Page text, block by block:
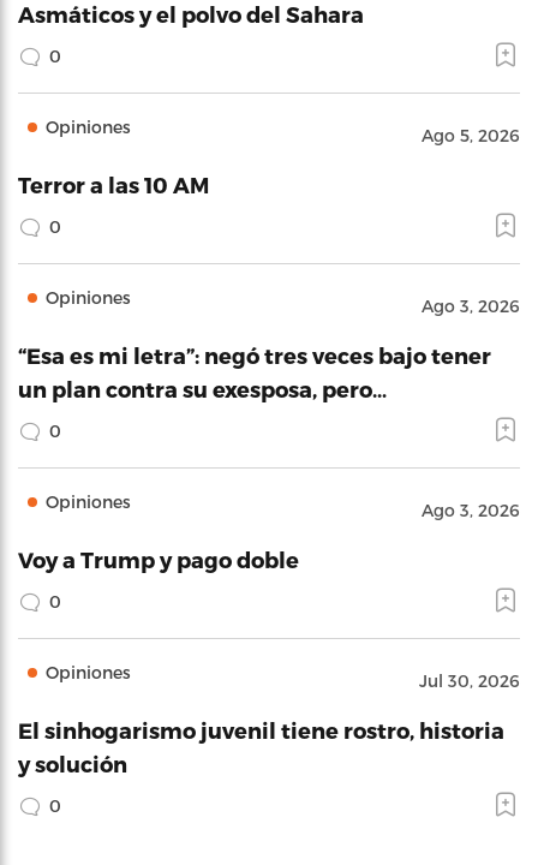
Asmáticos y el polvo del Sahara
0
Opiniones Ago 5, 2026
Terror a las 10 AM
0
Opiniones Ago 3, 2026
“Esa es mi letra”: negó tres veces bajo tener
un plan contra su exesposa, pero…
0
Opiniones Ago 3, 2026
Voy a Trump y pago doble
0
Opiniones Jul 30, 2026
El sinhogarismo juvenil tiene rostro, historia
y solución
0